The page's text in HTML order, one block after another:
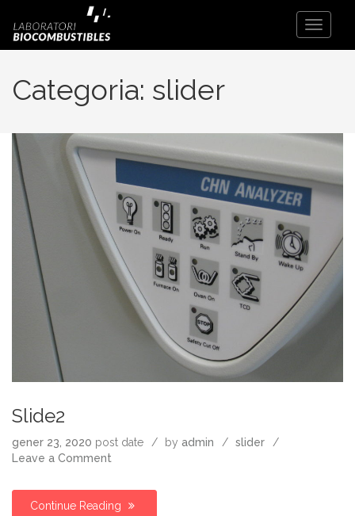
Toggle
Categoria: slider
Slide2
gener 23, 2020 post date by admin
slider
Leave a Comment
Continue Reading